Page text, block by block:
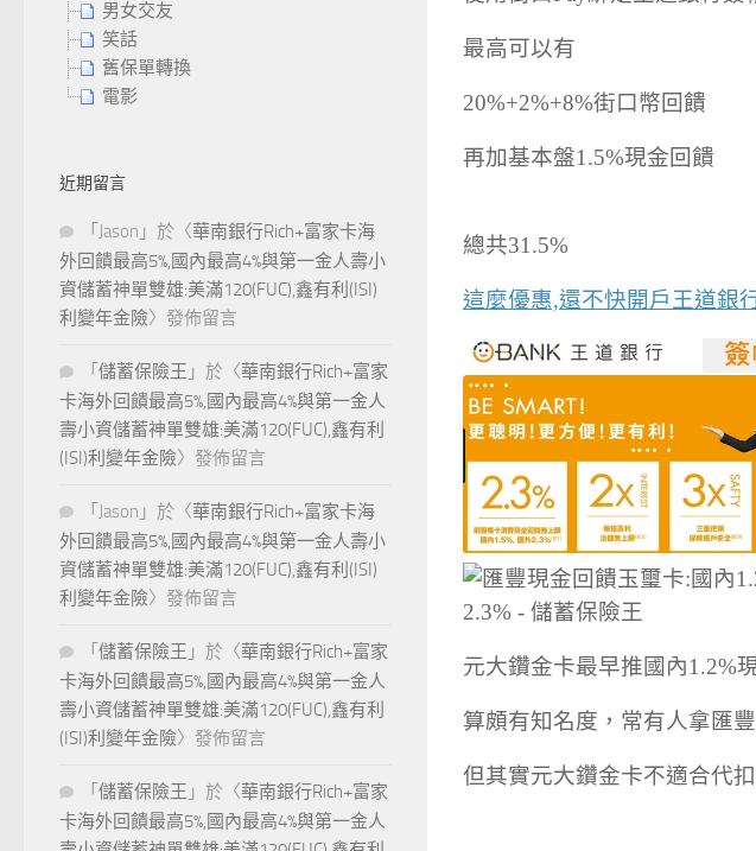
最高可以有
20%+2%+8%街口幣回饋
再加基本盤1.5%現金回饋
總共31.5%
這麼優惠,還不快開戶王道銀
元大鑽金卡最早推國內1.2%
算頗有知名度，常有人拿匯
但其實元大鑽金卡不適合代
男女交友
笑話
舊保單轉換
電影
近期留言
「 Jason 」於〈華南銀行Rich+富家卡海
外回饋最高5%,國內最高4%與第一金人壽小
資儲蓄神單雙雄:美滿120(FUC),鑫有利(ISI)
利變年金險〉發佈留言
「 儲蓄保險王 」於〈華南銀行Rich+富家
卡海外回饋最高5%,國內最高4%與第一金人
壽小資儲蓄神單雙雄:美滿120(FUC),鑫有利
(ISI)利變年金險〉發佈留言
「 Jason 」於〈華南銀行Rich+富家卡海
外回饋最高5%,國內最高4%與第一金人壽小
資儲蓄神單雙雄:美滿120(FUC),鑫有利(ISI)
利變年金險〉發佈留言
「 儲蓄保險王 」於〈華南銀行Rich+富家
卡海外回饋最高5%,國內最高4%與第一金人
壽小資儲蓄神單雙雄:美滿120(FUC),鑫有利
(ISI)利變年金險〉發佈留言
「 儲蓄保險王 」於〈華南銀行Rich+富家
卡海外回饋最高5%,國內最高4%與第一金人